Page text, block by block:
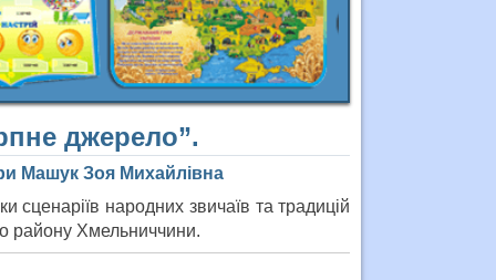
джерело”.
Машук Зоя Михайлівна
сценаріїв народних звичаїв та традицій
району Хмельниччини.